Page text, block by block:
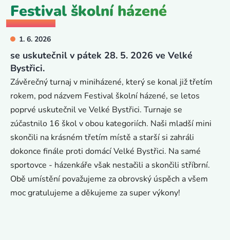
Festival školní házené
1. 6. 2026
se uskutečnil v pátek 28. 5. 2026 ve Velké
Bystřici.
Závěrečný turnaj v miniházené, který se konal již třetím
rokem, pod názvem Festival školní házené, se letos
poprvé uskutečnil ve Velké Bystřici. Turnaje se
zúčastnilo 16 škol v obou kategoriích. Naši mladší mini
skončili na krásném třetím místě a starší si zahráli
dokonce finále proti domácí Velké Bystřici. Na samé
sportovce - házenkáře však nestačili a skončili stříbrní.
Obě umístění považujeme za obrovský úspěch a všem
moc gratulujeme a děkujeme za super výkony!